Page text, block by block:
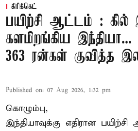
கிரிக்கெட்
பயிற்சி ஆட்டம் : கில்
களமிறங்கிய இந்தியா...
363 ரன்கள் குவித்த
Published on: 07 Aug 2026, 1:32 pm
கொழும்பு,
இந்தியாவுக்கு எதிரான